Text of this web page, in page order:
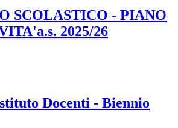
SCOLASTICO - PIANO
2025/26
Docenti - Biennio